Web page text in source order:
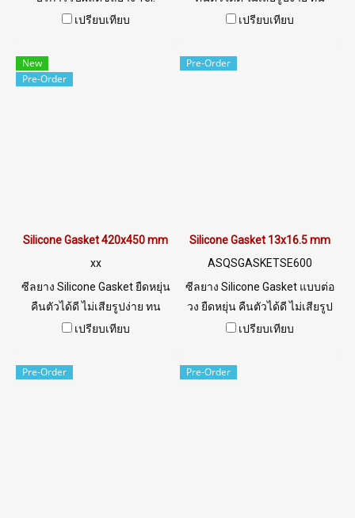
022577145 / 0926568846
เปรียบเทียบ
สภาพแวดล้อม ทนสารเคมีกรด
สัตว์ Tel: 022577145 /
เปรียบเทียบ
New
Pre-Order
Silicone Gasket 420x450 mm
xx
ซีลยาง Silicone Gasket ยืดหยุ่น
คืนตัวได้ดี ไม่เสียรูปง่าย ทน
สภาพแวดล้อม ทนสารเคมีกรด
สัตว์ Tel: 022577145 /
เปรียบเทียบ
Pre-Order
Silicone Gasket 13x16.5 mm
ASQSGASKETSE600
ซีลยาง Silicone Gasket แบบต่อ
วง ยืดหยุ่น คืนตัวได้ดี ไม่เสียรูป
ง่าย ทนสภาพแวดล้อม ทนสาร
พืช น้ำมันสัตว์ Tel: 022577145
เปรียบเทียบ
Pre-Order Pre-Order